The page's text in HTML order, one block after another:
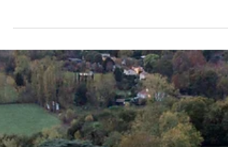
pour répondre précisément à vos attentes. Photo credit: Tristan
Perrier Photography Format 1 : La journée d'étude stratégique
Pour qui ? Comités de direction, équipes managériales,
projets Objectif : Prendre du recul, réfléchir à